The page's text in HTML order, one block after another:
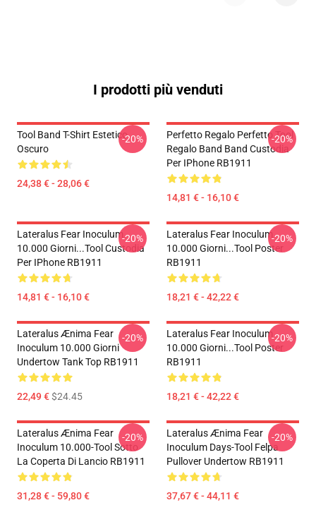
I prodotti più venduti
Tool Band T-Shirt Estetico
Oscuro
24,38 € - 28,06 €
-20%
Perfetto Regalo Perfetto Tool
Regalo Band Band Custodia
Per IPhone RB1911
14,81 € - 16,10 €
-20%
Lateralus Fear Inoculum
10.000 Giorni...tool Custodia
Per IPhone RB1911
14,81 € - 16,10 €
-20%
Lateralus Fear Inoculum
10.000 Giorni...tool Poster
RB1911
18,21 € - 42,22 €
-20%
Lateralus Ænima Fear
Inoculum 10.000 Giorni
Undertow Tank Top RB1911
22,49 €$24.45
-20%
Lateralus Fear Inoculum
10.000 Giorni...tool Poster
RB1911
18,21 € - 42,22 €
-20%
Lateralus Ænima Fear
Inoculum 10.000-Tool Sotto
La Coperta Di Lancio RB1911
31,28 € - 59,80 €
-20%
Lateralus Ænima Fear
Inoculum Days-Tool Felpa
Pullover Undertow RB1911
37,67 € - 44,11 €
-20%